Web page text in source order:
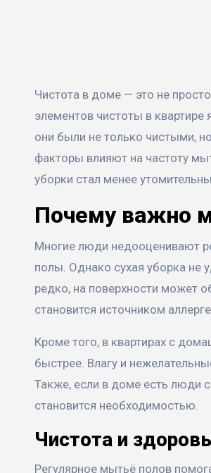
Чистота в доме — это не просто вопрос эстетики, а залог комфорта и здоровья каждого из нас. Одним из ключевых
элементов чистоты в
они были не только чистыми,
факторы влияют на частоту
уборки стал менее
Почему важно
Многие люди недооценивают
полы. Однако сухая уборка не
редко, на поверхности может
становится источником
Кроме того, в квартирах с
быстрее. Влагу и
Также, если в доме есть люди
становится необходимостью.
Чистота и
Регулярное мытьё полов